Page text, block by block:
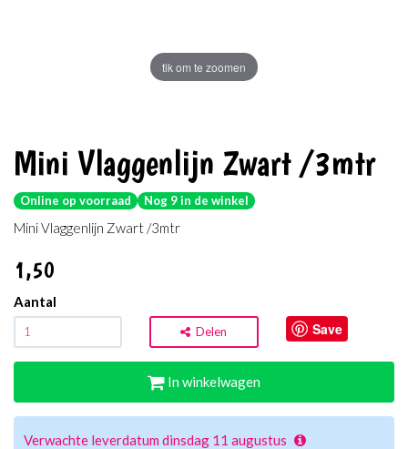
tik om te zoomen
Mini Vlaggenlijn Zwart /3mtr
Online op voorraad Nog 9 in de winkel
Mini Vlaggenlijn Zwart /3mtr
1,50
Aantal
Delen Save
In winkelwagen
Verwachte leverdatum dinsdag 11 augustus